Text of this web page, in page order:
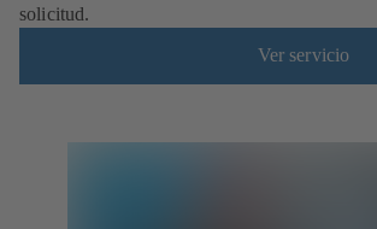
solicitud.
Ver servicio